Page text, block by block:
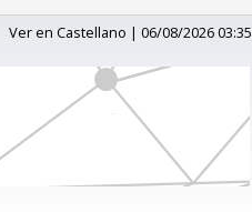
Ver en Castellano | 06/08/2026 03:35